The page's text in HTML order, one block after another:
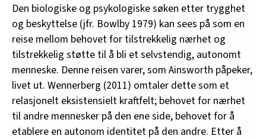
Den biologiske og psykologiske søken etter trygghet
og beskyttelse (jfr. Bowlby 1979) kan sees på som en
reise mellom behovet for tilstrekkelig nærhet og
tilstrekkelig støtte til å bli et selvstendig, autonomt
menneske. Denne reisen varer, som Ainsworth påpeker,
livet ut. Wennerberg (2011) omtaler dette som et
relasjonelt eksistensielt kraftfelt; behovet for nærhet
til andre mennesker på den ene side, behovet for å
etablere en autonom identitet på den andre. Etter å